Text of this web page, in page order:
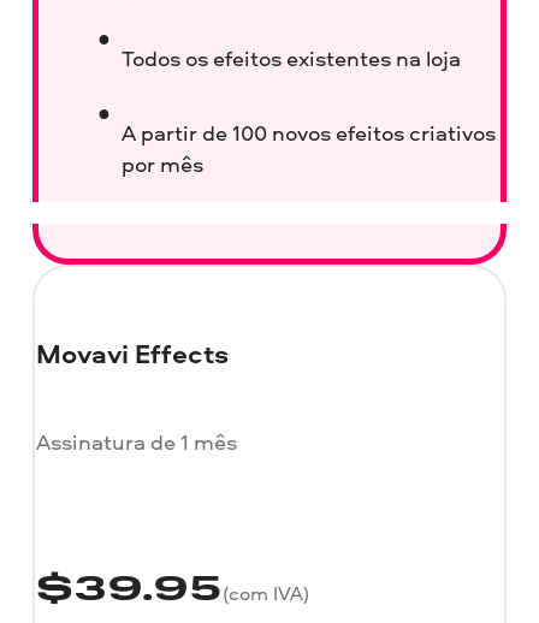
Todos os efeitos existentes na loja
A partir de 100 novos efeitos criativos
por mês
Movavi Effects
Assinatura de 1 mês
$39.95(com IVA)